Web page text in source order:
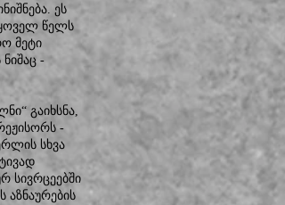
ეს
წელს
მეტი
-
გაიხსნა,
-
სხვა
სივრცეებში